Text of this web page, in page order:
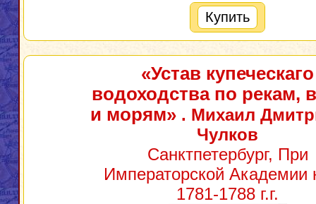
Купить
«Устав купеческаго
водоходства по рекам,
и морям». Михаил
Чулков
Санктпетербург, При
Императорской Академии
1781-1788 г.г.